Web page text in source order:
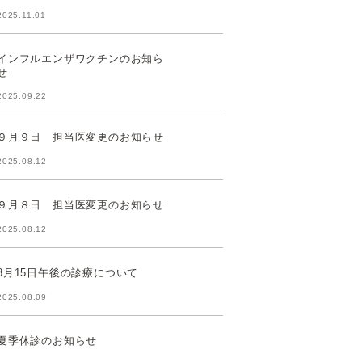
ンフルエンザワクチンのお知ら
月９日 担当医変更のお知らせ
月８日 担当医変更のお知らせ
月15日午後の診療について
季休診のお知らせ